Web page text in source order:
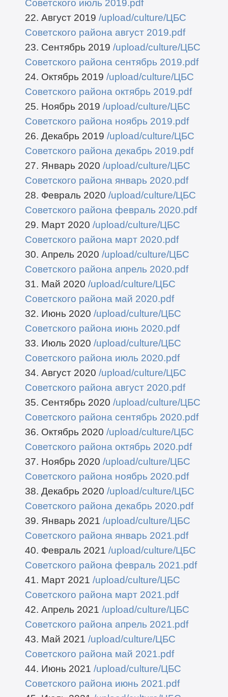
Советского июль 2019.pdf
22. Август 2019 /upload/culture/ЦБС
Советского района август 2019.pdf
23. Сентябрь 2019 /upload/culture/ЦБС
Советского района сентябрь 2019.pdf
24. Октябрь 2019 /upload/culture/ЦБС
Советского района октябрь 2019.pdf
25. Ноябрь 2019 /upload/culture/ЦБС
Советского района ноябрь 2019.pdf
26. Декабрь 2019 /upload/culture/ЦБС
Советского района декабрь 2019.pdf
27. Январь 2020 /upload/culture/ЦБС
Советского района январь 2020.pdf
28. Февраль 2020 /upload/culture/ЦБС
Советского района февраль 2020.pdf
29. Март 2020 /upload/culture/ЦБС
Советского района март 2020.pdf
30. Апрель 2020 /upload/culture/ЦБС
Советского района апрель 2020.pdf
31. Май 2020 /upload/culture/ЦБС
Советского района май 2020.pdf
32. Июнь 2020 /upload/culture/ЦБС
Советского района июнь 2020.pdf
33. Июль 2020 /upload/culture/ЦБС
Советского района июль 2020.pdf
34. Август 2020 /upload/culture/ЦБС
Советского района август 2020.pdf
35. Сентябрь 2020 /upload/culture/ЦБС
Советского района сентябрь 2020.pdf
36. Октябрь 2020 /upload/culture/ЦБС
Советского района октябрь 2020.pdf
37. Ноябрь 2020 /upload/culture/ЦБС
Советского района ноябрь 2020.pdf
38. Декабрь 2020 /upload/culture/ЦБС
Советского района декабрь 2020.pdf
39. Январь 2021 /upload/culture/ЦБС
Советского района январь 2021.pdf
40. Февраль 2021 /upload/culture/ЦБС
Советского района февраль 2021.pdf
41. Март 2021 /upload/culture/ЦБС
Советского района март 2021.pdf
42. Апрель 2021 /upload/culture/ЦБС
Советского района апрель 2021.pdf
43. Май 2021 /upload/culture/ЦБС
Советского района май 2021.pdf
44. Июнь 2021 /upload/culture/ЦБС
Советского района июнь 2021.pdf